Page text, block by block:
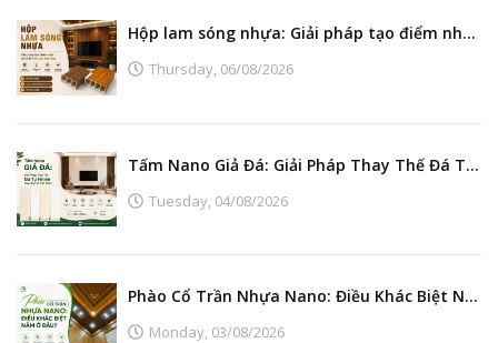
Hộp lam sóng nhựa: Giải pháp tạo điểm nhấn nội thất hiện đại, bền đẹp
Thursday, 06/08/2026
Tấm Nano Giả Đá: Giải Pháp Thay Thế Đá Tự Nhiên Đẹp, Bền Và Tiết Kiệm
Tuesday, 04/08/2026
Phào Cổ Trần Nhựa Nano: Điều Khác Biệt Nằm Ở Đâu?
Monday, 03/08/2026